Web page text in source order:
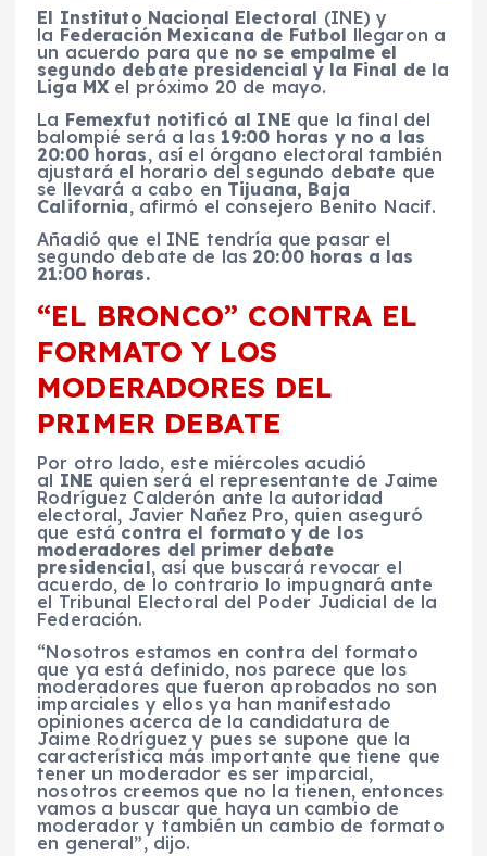
El Instituto Nacional Electoral (INE) y
la Federación Mexicana de Futbol llegaron a
un acuerdo para que no se empalme el
segundo debate presidencial y la Final de la
Liga MX el próximo 20 de mayo.
La Femexfut notificó al INE que la final del
balompié será a las 19:00 horas y no a las
20:00 horas, así el órgano electoral también
ajustará el horario del segundo debate que
se llevará a cabo en Tijuana, Baja
California, afirmó el consejero Benito Nacif.
Añadió que el INE tendría que pasar el
segundo debate de las 20:00 horas a las
21:00 horas.
“EL BRONCO” CONTRA EL
FORMATO Y LOS
MODERADORES DEL
PRIMER DEBATE
Por otro lado, este miércoles acudió
al INE quien será el representante de Jaime
Rodríguez Calderón ante la autoridad
electoral, Javier Nañez Pro, quien aseguró
que está contra el formato y de los
moderadores del primer debate
presidencial, así que buscará revocar el
acuerdo, de lo contrario lo impugnará ante
el Tribunal Electoral del Poder Judicial de la
Federación.
“Nosotros estamos en contra del formato
que ya está definido, nos parece que los
moderadores que fueron aprobados no son
imparciales y ellos ya han manifestado
opiniones acerca de la candidatura de
Jaime Rodríguez y pues se supone que la
característica más importante que tiene que
tener un moderador es ser imparcial,
nosotros creemos que no la tienen, entonces
vamos a buscar que haya un cambio de
moderador y también un cambio de formato
en general”, dijo.